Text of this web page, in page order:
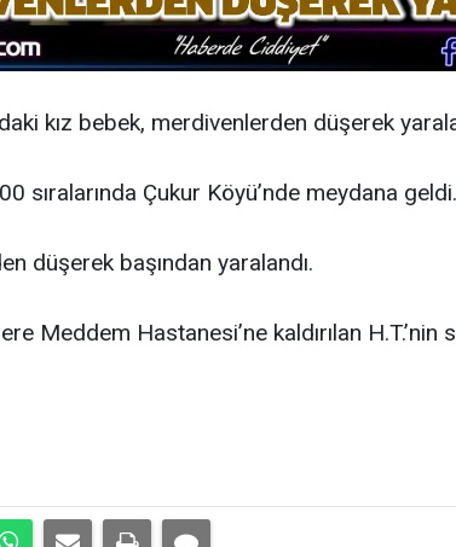
kız bebek, merdivenlerden düşerek
sıralarında Çukur Köyü’nde meydana geldi.
düşerek başından yaralandı.
Meddem Hastanesi’ne kaldırılan H.T.’nin